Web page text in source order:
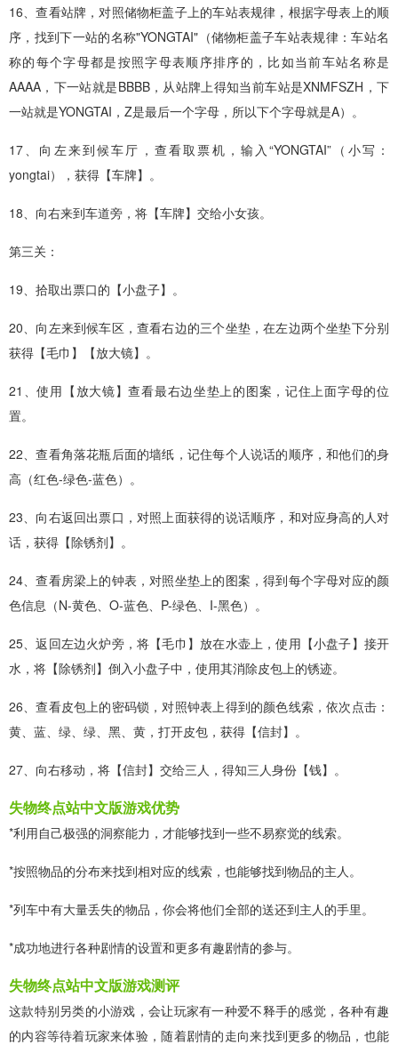
16、查看站牌，对照储物柜盖子上的车站表规律，根据字母表上的顺
序，找到下一站的名称"YONGTAI"（储物柜盖子车站表规律：车站名
称的每个字母都是按照字母表顺序排序的，比如当前车站名称是
AAAA，下一站就是BBBB，从站牌上得知当前车站是XNMFSZH，下
一站就是YONGTAI，Z是最后一个字母，所以下个字母就是A）。
17、向左来到候车厅，查看取票机，输入“YONGTAI”（小写：
yongtai），获得【车牌】。
18、向右来到车道旁，将【车牌】交给小女孩。
第三关：
19、拾取出票口的【小盘子】。
20、向左来到候车区，查看右边的三个坐垫，在左边两个坐垫下分别
获得【毛巾】【放大镜】。
21、使用【放大镜】查看最右边坐垫上的图案，记住上面字母的位
置。
22、查看角落花瓶后面的墙纸，记住每个人说话的顺序，和他们的身
高（红色-绿色-蓝色）。
23、向右返回出票口，对照上面获得的说话顺序，和对应身高的人对
话，获得【除锈剂】。
24、查看房梁上的钟表，对照坐垫上的图案，得到每个字母对应的颜
色信息（N-黄色、O-蓝色、P-绿色、I-黑色）。
25、返回左边火炉旁，将【毛巾】放在水壶上，使用【小盘子】接开
水，将【除锈剂】倒入小盘子中，使用其消除皮包上的锈迹。
26、查看皮包上的密码锁，对照钟表上得到的颜色线索，依次点击：
黄、蓝、绿、绿、黑、黄，打开皮包，获得【信封】。
27、向右移动，将【信封】交给三人，得知三人身份【钱】。
失物终点站中文版游戏优势
*利用自己极强的洞察能力，才能够找到一些不易察觉的线索。
*按照物品的分布来找到相对应的线索，也能够找到物品的主人。
*列车中有大量丢失的物品，你会将他们全部的送还到主人的手里。
*成功地进行各种剧情的设置和更多有趣剧情的参与。
失物终点站中文版游戏测评
这款特别另类的小游戏，会让玩家有一种爱不释手的感觉，各种有趣
的内容等待着玩家来体验，随着剧情的走向来找到更多的物品，也能